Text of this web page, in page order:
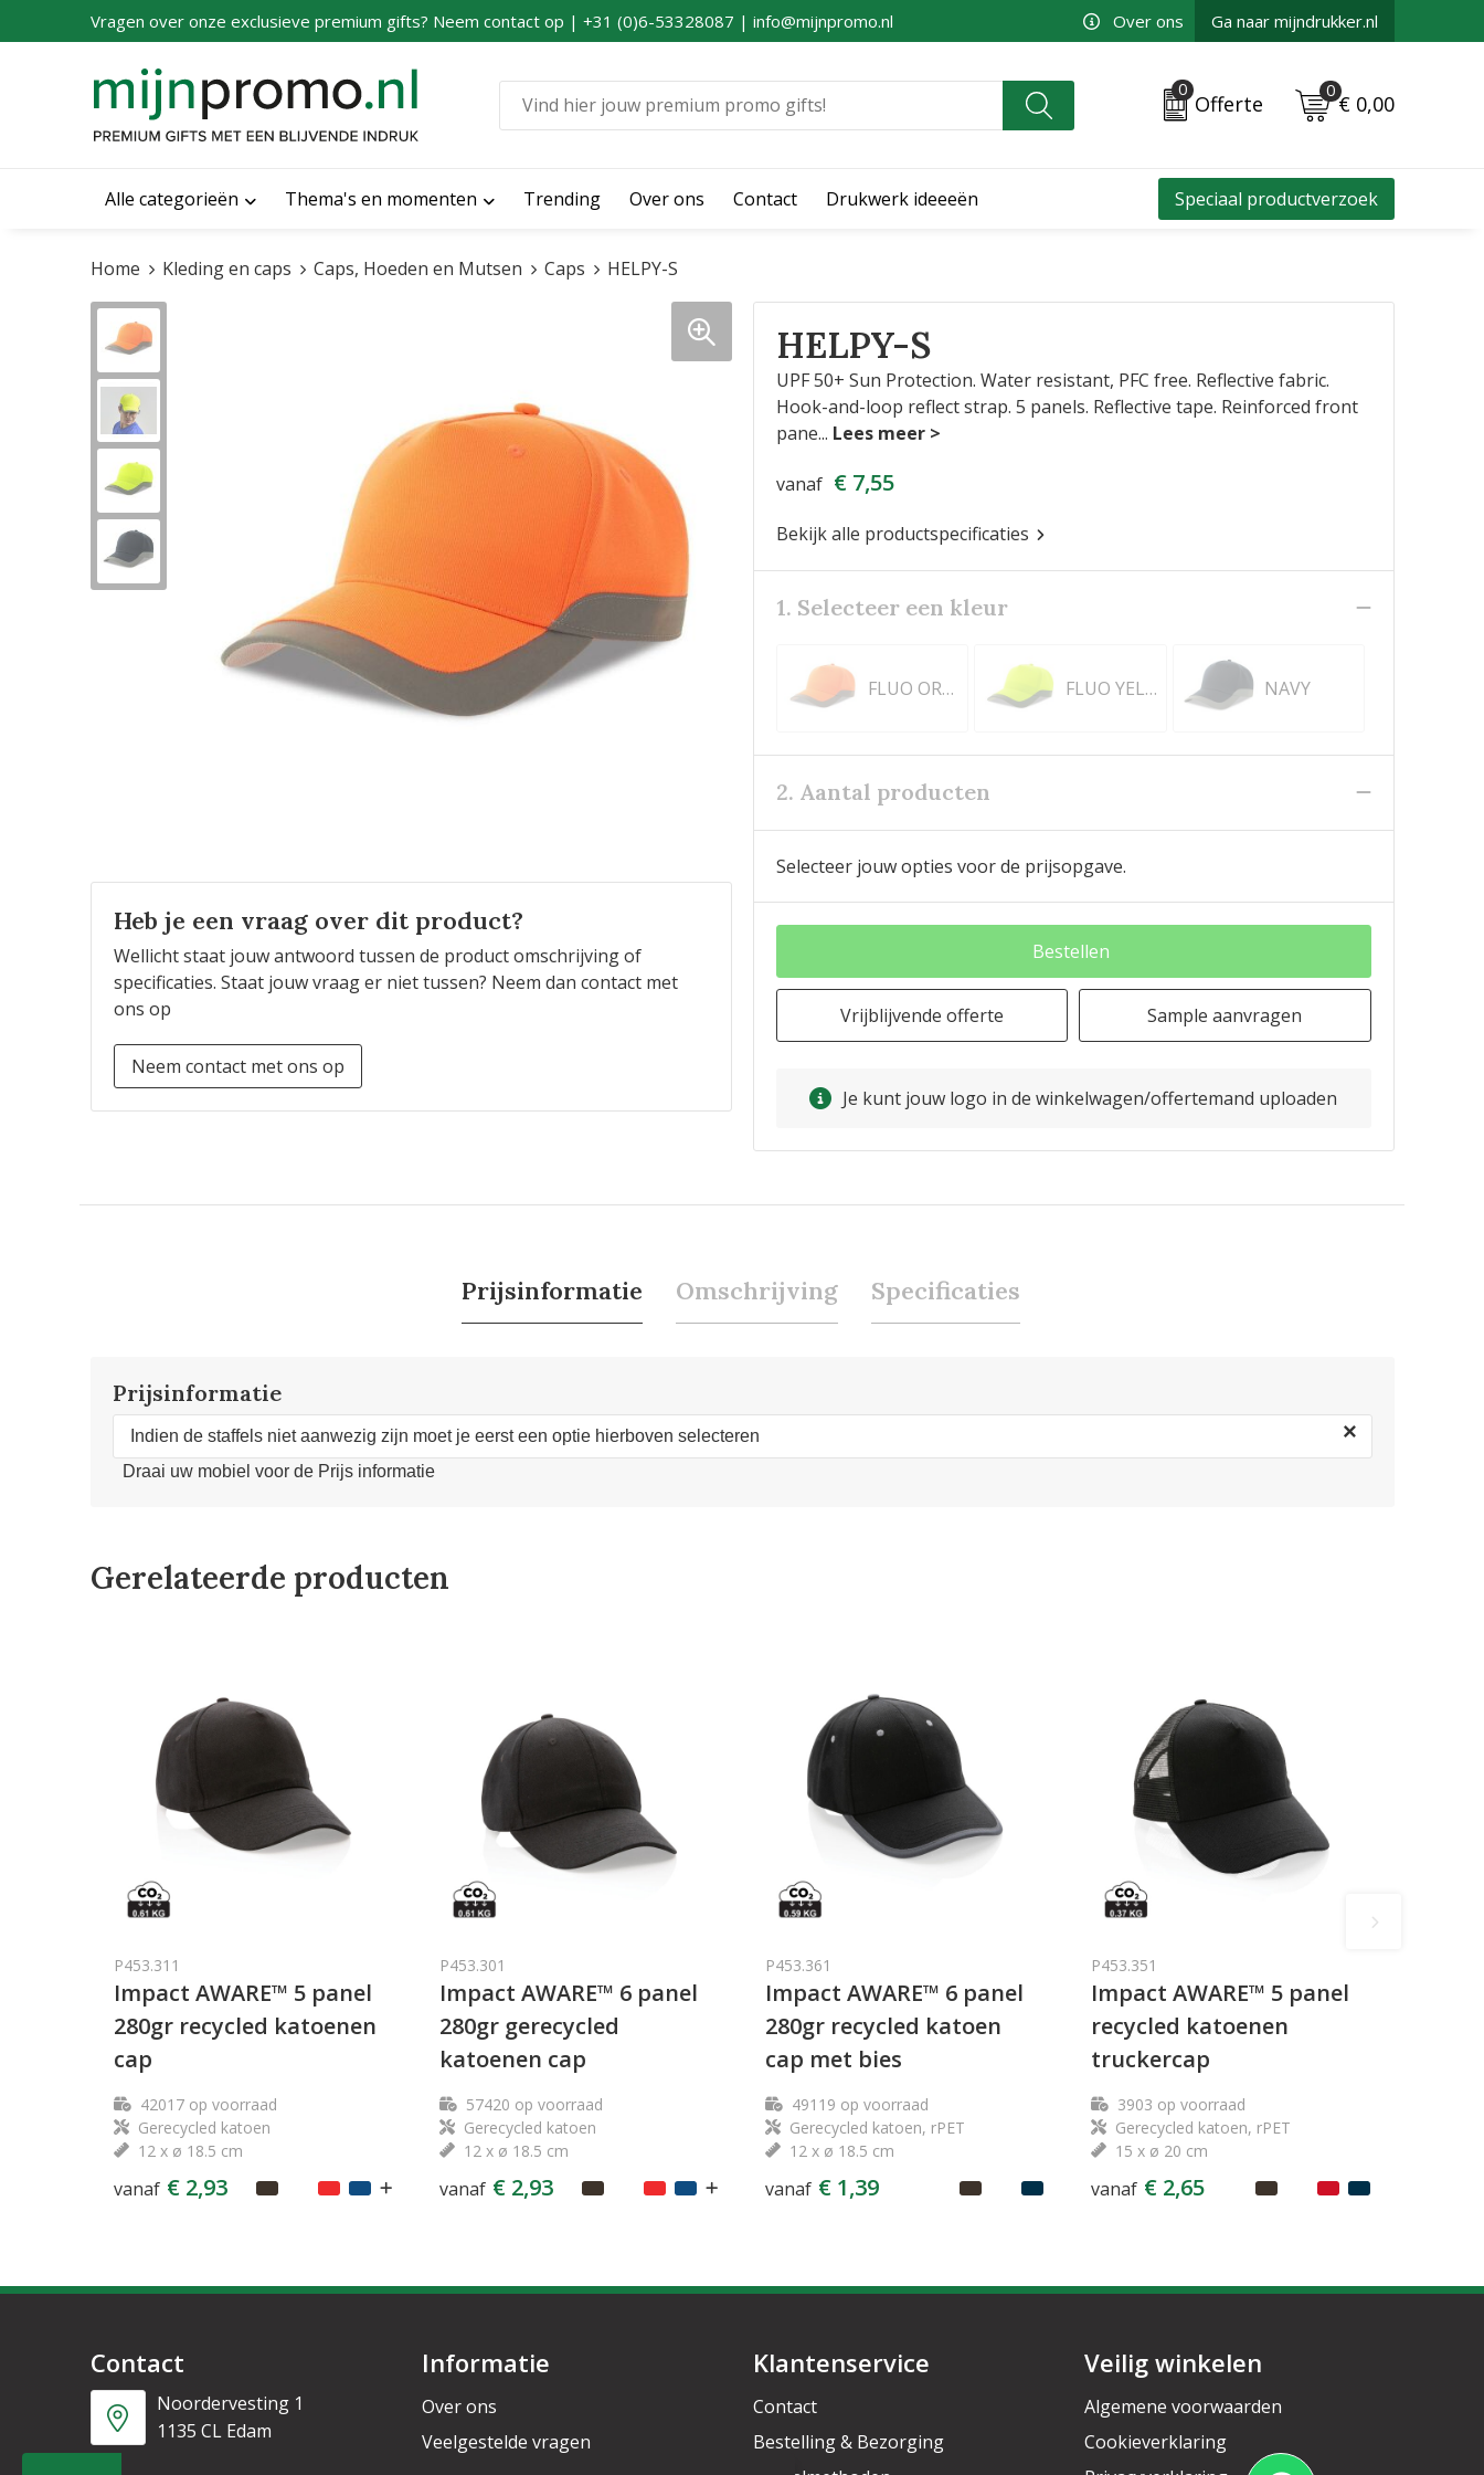
Vragen over onze exclusieve premium gifts? Neem contact op | +31 (0)6-53328087 | info@mijnpromo.nl Over ons Ga naar mijndrukker.nl
0
Offerte
0
€ 0,00
Alle categorieën Thema's en momenten Trending Over ons Contact Drukwerk ideeeën Speciaal productverzoek
Home Kleding en caps Caps, Hoeden en Mutsen Caps HELPY-S
Heb je een vraag over dit product?
Wellicht staat jouw antwoord tussen de product omschrijving of
specificaties. Staat jouw vraag er niet tussen? Neem dan contact met
ons op
Neem contact met ons op
HELPY-S
UPF 50+ Sun Protection. Water resistant, PFC free. Reflective fabric.
Hook-and-loop reflect strap. 5 panels. Reflective tape. Reinforced front
pane...
vanaf € 7,55
Bekijk alle productspecificaties
1. Selecteer een kleur
FLUO ORANGE FLUO YELLOW NAVY
2. Aantal producten
Selecteer jouw opties voor de prijsopgave.
Bestellen
Vrijblijvende offerte Sample aanvragen
Je kunt jouw logo in de winkelwagen/offertemand uploaden
Prijsinformatie Omschrijving Specificaties
Prijsinformatie
Indien de staffels niet aanwezig zijn moet je eerst een optie hierboven selecteren ×
Draai uw mobiel voor de Prijs informatie
Gerelateerde producten
P453.311
Impact AWARE™ 5 panel
280gr recycled katoenen
cap
42017op voorraad
Gerecycled katoen
12 x ø 18.5 cm
vanaf € 2,93
P453.301
Impact AWARE™ 6 panel
280gr gerecycled
katoenen cap
57420 op voorraad
Gerecycled katoen
12 x ø 18.5 cm
vanaf € 2,93
P453.361
Impact AWARE™ 6 panel
280gr recycled katoen
cap met bies
49119 op voorraad
Gerecycled katoen, rPET
12 x ø 18.5 cm
vanaf € 1,39
P453.351
Impact AWARE™ 5 panel
recycled katoenen
truckercap
3903 op voorraad
Gerecycled katoen, rPET
15 x ø 20 cm
vanaf € 2,65
Contact
Noordervesting 1
1135 CL Edam
Informatie
Over ons
Veelgestelde vragen
Klantenservice
Contact
Bestelling & Bezorging
Veilig winkelen
Algemene voorwaarden
Cookieverklaring